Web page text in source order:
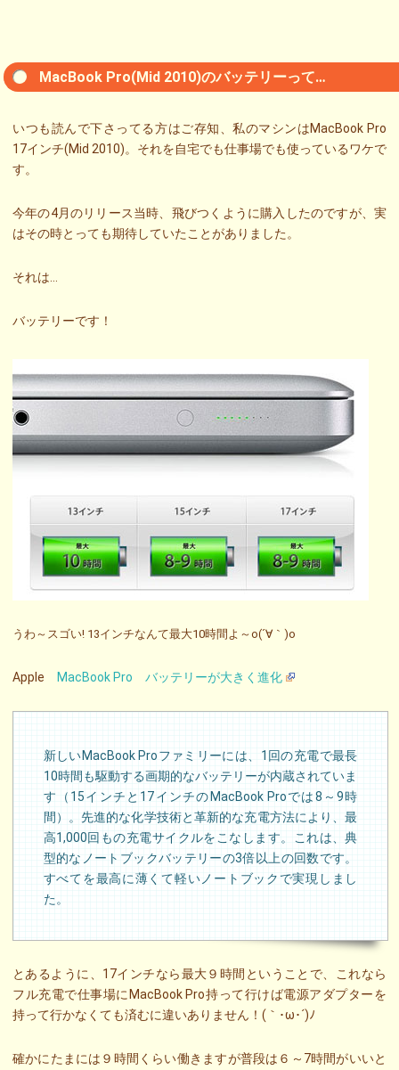
MacBook Pro(Mid 2010)のバッテリーって…
いつも読んで下さってる方はご存知、私のマシンはMacBook Pro
17インチ(Mid 2010)。それを自宅でも仕事場でも使っているワケで
す。
今年の4月のリリース当時、飛びつくように購入したのですが、実
はその時とっても期待していたことがありました。
それは…
バッテリーです！
うわ～スゴい! 13インチなんて最大10時間よ～o(´∀｀)o
Apple MacBook Pro バッテリーが大きく進化
新しいMacBook Proファミリーには、1回の充電で最長
10時間も駆動する画期的なバッテリーが内蔵されていま
す（15インチと17インチのMacBook Proでは8～9時
間）。先進的な化学技術と革新的な充電方法により、最
高1,000回もの充電サイクルをこなします。これは、典
型的なノートブックバッテリーの3倍以上の回数です。
すべてを最高に薄くて軽いノートブックで実現しまし
た。
とあるように、17インチなら最大９時間ということで、これなら
フル充電で仕事場にMacBook Pro持って行けば電源アダプターを
持って行かなくても済むに違いありません！(｀･ω･´)ﾉ
確かにたまには９時間くらい働きますが普段は６～7時間がいいと